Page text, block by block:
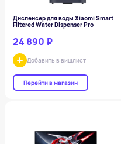
Диспенсер для воды Xiaomi Smart
Filtered Water Dispenser Pro
24 890 ₽
Добавить в вишлист
Перейти в магазин